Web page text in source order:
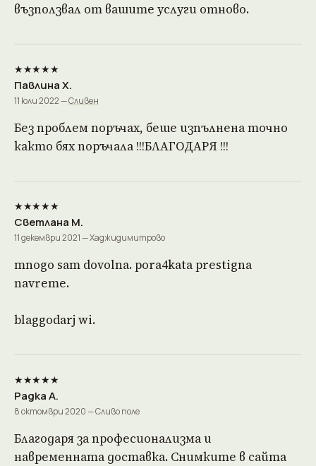
възползвал от вашите услуги отново.
★★★★★
Павлина Х.
11 юли 2022 —Сливен
Без проблем поръчах, беше изпълнена точно
както бях поръчала !!!БЛАГОДАРЯ !!!
★★★★★
Светлана М.
11 декември 2021 — Хаджидимитрово
mnogo sam dovolna. pora4kata prestigna
navreme.
blaggodarj wi.
★★★★★
Радка А.
8 октомври 2020 — Сливо поле
Благодаря за професионализма и
навременната доставка. Снимките в сайта